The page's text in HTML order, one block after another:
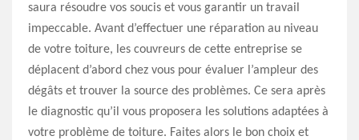
saura résoudre vos soucis et vous garantir un travail
impeccable. Avant d’effectuer une réparation au niveau
de votre toiture, les couvreurs de cette entreprise se
déplacent d’abord chez vous pour évaluer l’ampleur des
dégâts et trouver la source des problèmes. Ce sera après
le diagnostic qu’il vous proposera les solutions adaptées à
votre problème de toiture. Faites alors le bon choix et